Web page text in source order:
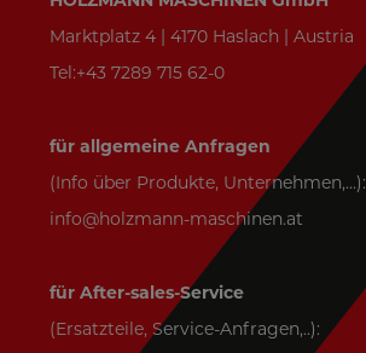
Marktplatz 4 | 4170 Haslach | Austria
Tel:+43 7289 715 62-0
für allgemeine Anfragen
(Info über Produkte, Unternehmen,...):
info@holzmann-maschinen.at
für After-sales-Service
(Ersatzteile, Service-Anfragen,..):